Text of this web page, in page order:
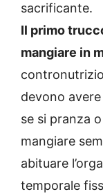
sacrificante.
Il primo
mangiare in
devono
se si pranza
mangiare
abituare
temporale